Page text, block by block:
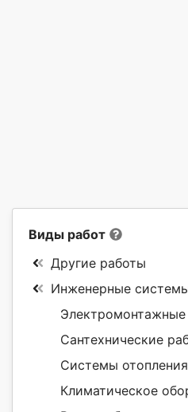
Виды работ
Другие работы
Инженерные
Сантехнические
Системы отопления
Климатическое